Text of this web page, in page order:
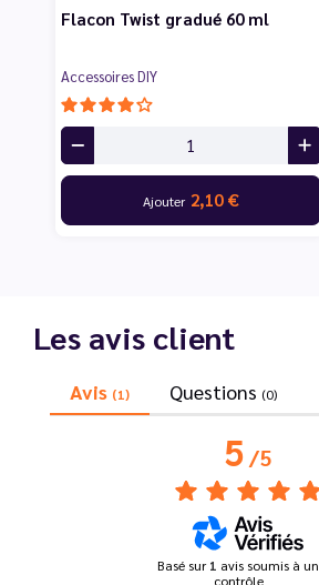
Flacon Twist gradué 60 ml
Accessoires DIY
Ajouter 2,10 €
Les avis client
Avis (1) Questions (0)
5/5
Basé sur1 avis soumis à un
contrôle